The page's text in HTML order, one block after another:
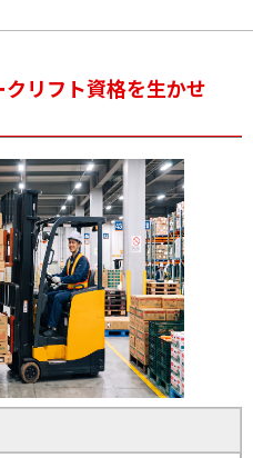
クリフト資格を生かせ